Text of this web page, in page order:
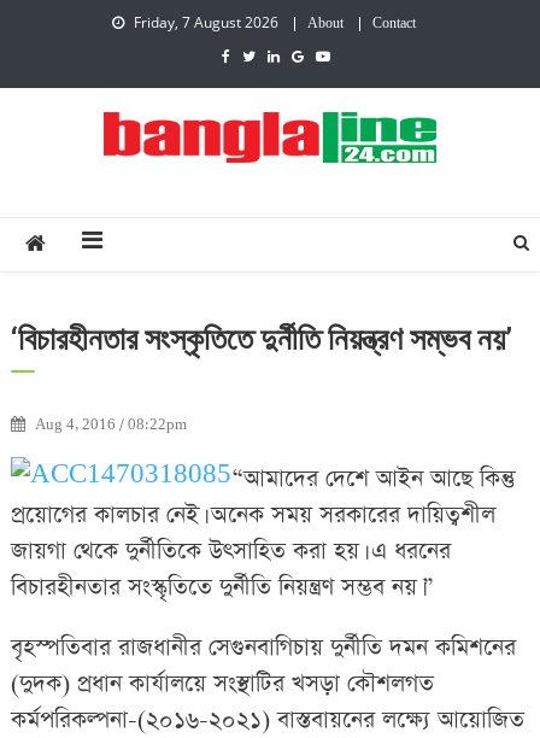
Friday, 7 August 2026 About Contact
‘বিচারহীনতার সংস্কৃতিতে দুর্নীতি নিয়ন্ত্রণ সম্ভব নয়’
Aug 4, 2016 / 08:22pm
“আমাদের দেশে আইন আছে কিন্তু
প্রয়োগের কালচার নেই। অনেক সময় সরকারের দায়িত্বশীল
জায়গা থেকে দুর্নীতিকে উৎসাহিত করা হয়। এ ধরনের
বিচারহীনতার সংস্কৃতিতে দুর্নীতি নিয়ন্ত্রণ সম্ভব নয়।”
বৃহস্পতিবার রাজধানীর সেগুনবাগিচায় দুর্নীতি দমন কমিশনের
(দুদক) প্রধান কার্যালয়ে সংস্থাটির খসড়া কৌশলগত
কর্মপরিকল্পনা-(২০১৬-২০২১) বাস্তবায়নের লক্ষ্যে আয়োজিত